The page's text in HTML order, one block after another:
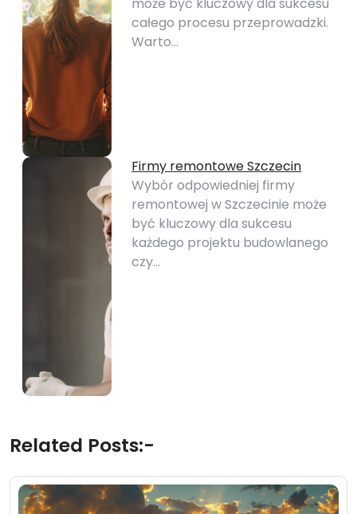
całego procesu przeprowadzki.
Warto…
Firmy remontowe Szczecin
Wybór odpowiedniej firmy
remontowej w Szczecinie może
być kluczowy dla sukcesu
każdego projektu budowlanego
czy…
Related Posts:-